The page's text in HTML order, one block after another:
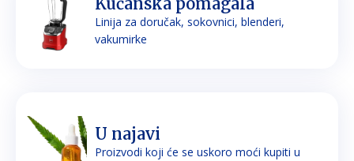
Linija za doručak, sokovnici, blenderi,
vakumirke
U najavi
Proizvodi koji će se uskoro moći kupiti u